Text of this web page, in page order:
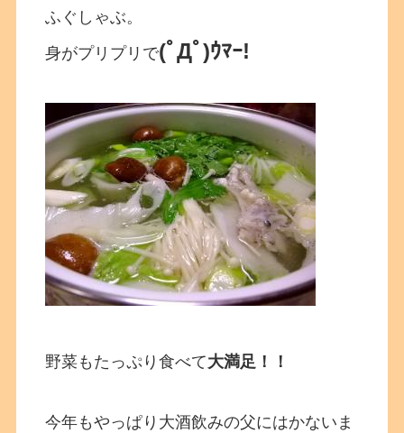
ふぐしゃぶ。
身がプリプリで(ﾟДﾟ)ｳﾏｰ!
野菜もたっぷり食べて大満足！！
今年もやっぱり大酒飲みの父にはかないま